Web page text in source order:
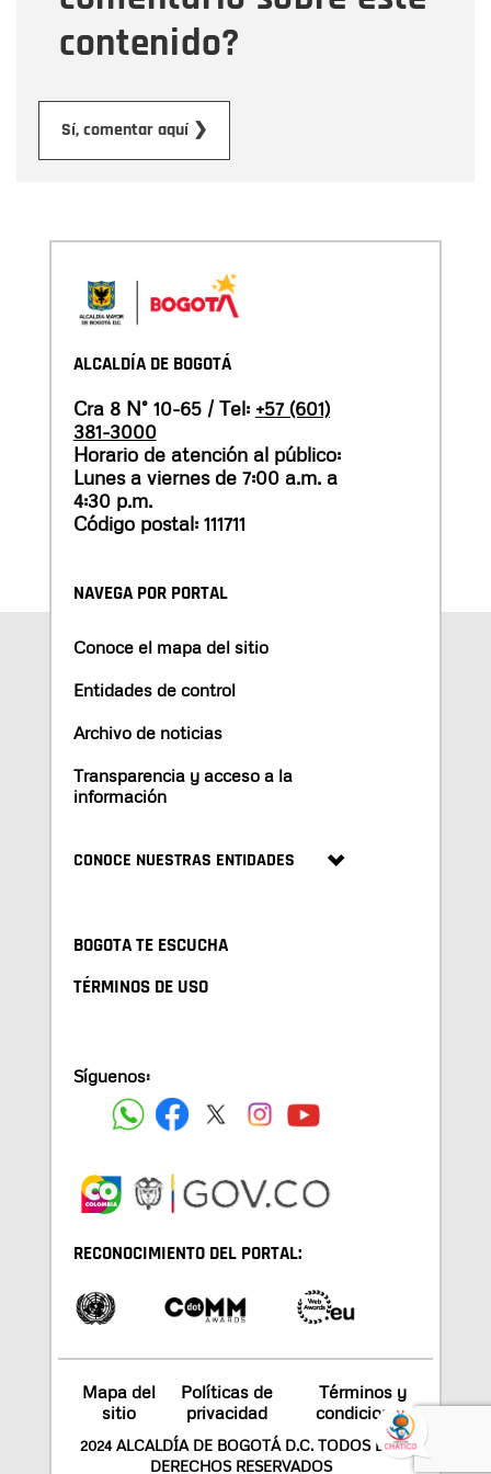
contenido?
Sí, comentar aquí ❯
ALCALDÍA DE BOGOTÁ
Cra 8 N° 10-65 / Tel: +57 (601)
381-3000
Horario de atención al público:
Lunes a viernes de 7:00 a.m. a
4:30 p.m.
Código postal: 111711
NAVEGA POR PORTAL
Conoce el mapa del sitio
Entidades de control
Archivo de noticias
Transparencia y acceso a la
información
CONOCE NUESTRAS ENTIDADES
BOGOTA TE ESCUCHA
TÉRMINOS DE USO
Síguenos:
RECONOCIMIENTO DEL PORTAL:
Mapa del
sitio
Políticas de
privacidad
Términos y
condiciones
2024 ALCALDÍA DE BOGOTÁ D.C. TODOS LOS
DERECHOS RESERVADOS